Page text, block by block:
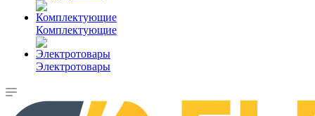
Комплектующие
Электротовары